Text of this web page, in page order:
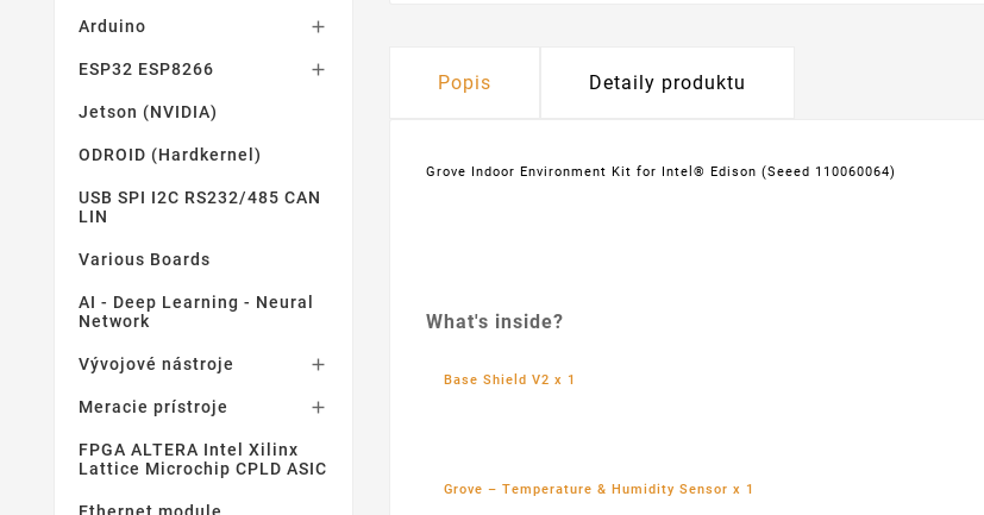
Arduino 
ESP32 ESP8266 
Jetson (NVIDIA)
ODROID (Hardkernel)
USB SPI I2C RS232/485 CAN
LIN
Various Boards
AI - Deep Learning - Neural
Network
Vývojové nástroje 
Meracie prístroje 
FPGA ALTERA Intel Xilinx
Lattice Microchip CPLD ASIC
Popis Detaily produktu
Grove Indoor Environment Kit for Intel® Edison (Seeed 110060064)
What's inside?
Base Shield V2 x 1
Grove – Temperature & Humidity Sensor x 1